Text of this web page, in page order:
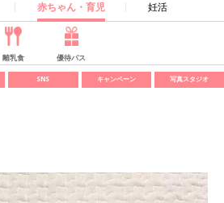
赤ちゃん・育児 妊活
離乳食 優待パス
SNS キャンペーン 写真スタジオ